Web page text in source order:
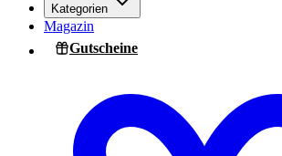
Kategorien
Magazin
Gutscheine